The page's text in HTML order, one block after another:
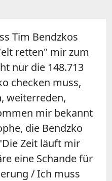
Tim Bendzkos
retten" mir zum
nur die 148.713
checken muss,
weiterreden,
mir bekannt
die Bendzko
Zeit läuft mir
eine Schande für
/ Ich muss